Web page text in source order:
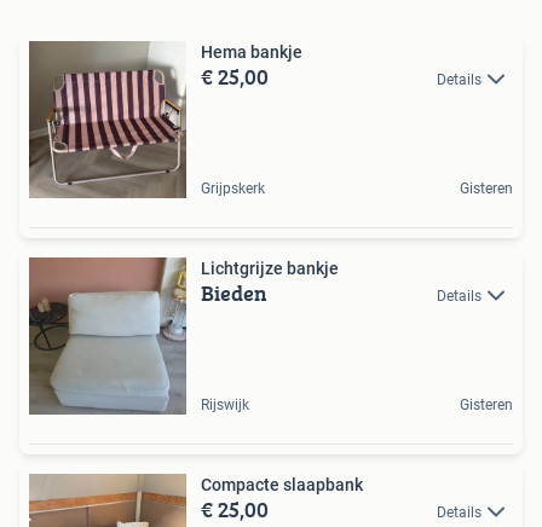
Hema bankje
€ 25,00 Details
Grijpskerk Gisteren
Lichtgrijze bankje
Bieden Details
Rijswijk Gisteren
Compacte slaapbank
€ 25,00 Details